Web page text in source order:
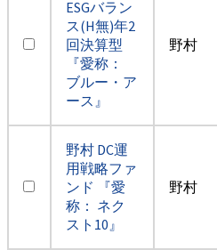
ESGバラン
ス(H無)年2
回決算型
『愛称：
ブルー・ア
ース』
野村
野村 DC運
用戦略ファ
ンド 『愛
称： ネク
スト10』
野村